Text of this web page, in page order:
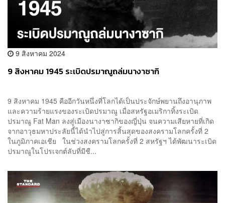
9 สิงหาคม 2024
9 สิงหาคม 1945 ระเบิดปรมาณูถล่มนางาซากิ
9 สิงหาคม 1945 คืออีกวันหนึ่งที่โลกได้เป็นประจักษ์พยานถึงอานุภาพ
และความร้ายแรงของระเบิดปรมาณู เมื่อสหรัฐอเมริกาทิ้งระเบิด
ปรมาณู Fat Man ลงสู่เมืองนางาซากิของญี่ปุ่น จนความเสียหายที่เกิด
จากอาวุธมหาประลัยนี้ได้นำไปสู่การสิ้นสุดของสงครามโลกครั้งที่ 2
ในภูมิภาคเอเชีย ในช่วงสงครามโลกครั้งที่ 2 สหรัฐฯ ได้พัฒนาระเบิด
ปรมาณูในโปรเจกต์ลับที่มีชื...